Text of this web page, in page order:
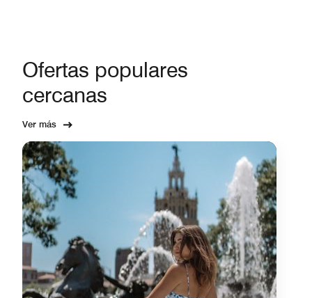
Ofertas populares
cercanas
Ver más